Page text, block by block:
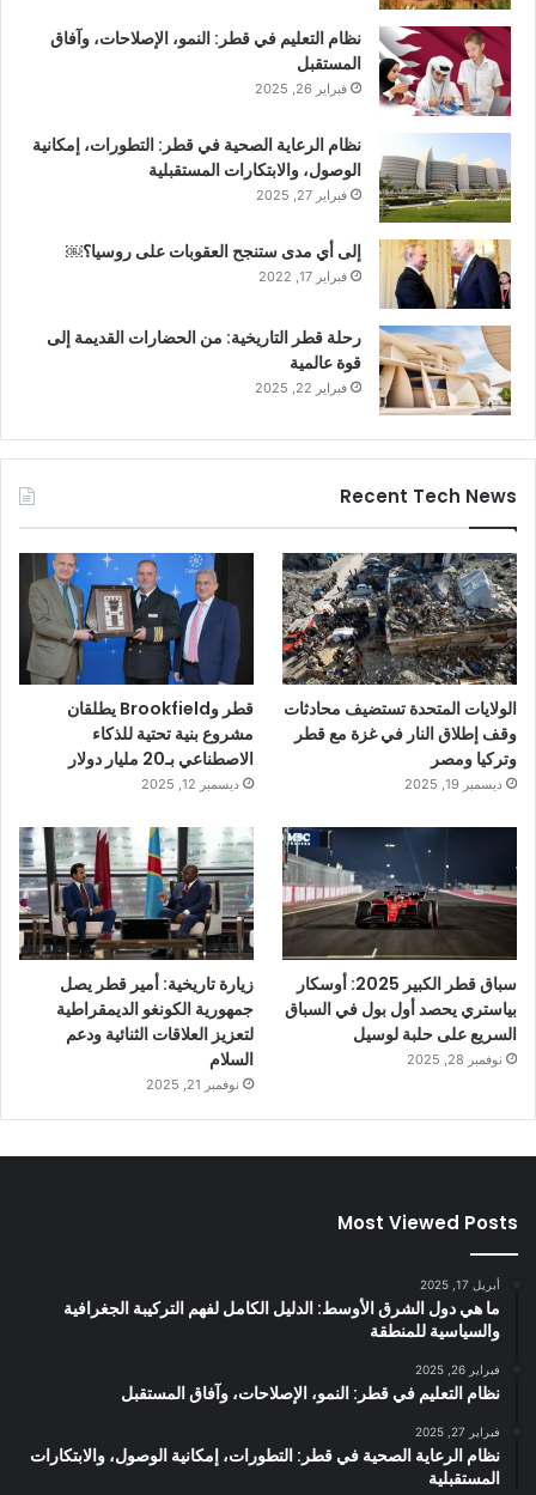
نظام التعليم في قطر: النمو، الإصلاحات، وآفاق
المستقبل
فبراير 26, 2025
نظام الرعاية الصحية في قطر: التطورات، إمكانية
الوصول، والابتكارات المستقبلية
فبراير 27, 2025
إلى أي مدى ستنجح العقوبات على روسيا؟￼
فبراير 17, 2022
رحلة قطر التاريخية: من الحضارات القديمة إلى
قوة عالمية
فبراير 22, 2025
Recent Tech News
الولايات المتحدة تستضيف محادثات
وقف إطلاق النار في غزة مع قطر
وتركيا ومصر
ديسمبر 19, 2025
قطر وBrookfield يطلقان
مشروع بنية تحتية للذكاء
الاصطناعي بـ20 مليار دولار
ديسمبر 12, 2025
سباق قطر الكبير 2025: أوسكار
بياستري يحصد أول بول في السباق
السريع على حلبة لوسيل
نوفمبر 28, 2025
زيارة تاريخية: أمير قطر يصل
جمهورية الكونغو الديمقراطية
لتعزيز العلاقات الثنائية ودعم
السلام
نوفمبر 21, 2025
Most Viewed Posts
أبريل 17, 2025
ما هي دول الشرق الأوسط: الدليل الكامل لفهم التركيبة الجغرافية
والسياسية للمنطقة
فبراير 26, 2025
نظام التعليم في قطر: النمو، الإصلاحات، وآفاق المستقبل
فبراير 27, 2025
نظام الرعاية الصحية في قطر: التطورات، إمكانية الوصول، والابتكارات
المستقبلية